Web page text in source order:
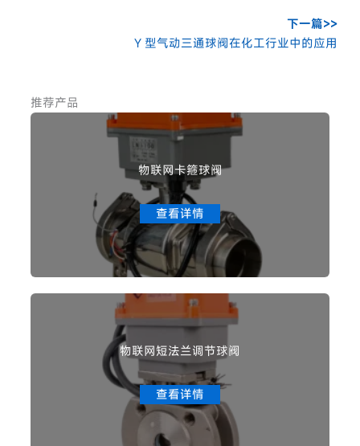
下一篇>>
Y 型气动三通球阀在化工行业中的应用
推荐产品
物联网卡箍球阀
查看详情
物联网短法兰调节球阀
查看详情